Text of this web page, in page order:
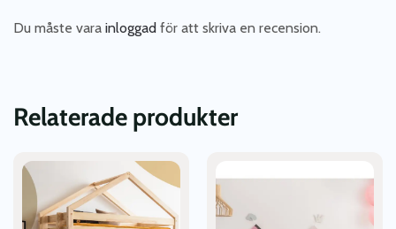
Du måste vara inloggad för att skriva en recension.
Relaterade produkter
Den
här
produkten
har
här
produkten
har